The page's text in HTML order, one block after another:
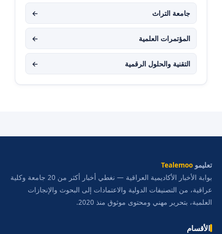
جامعة التراث ←
المؤتمرات العلمية ←
التقنية والحلول الرقمية ←
تعليمو Tealemoo
بوابة الأخبار الأكاديمية العراقية — نغطي أخبار أكثر من 20 جامعة وكلية
عراقية، من التصنيفات الدولية والاعتمادات إلى البحوث والإنجازات
العلمية، بتحرير مهني ومحتوى موثوق منذ 2020.
الأقسام